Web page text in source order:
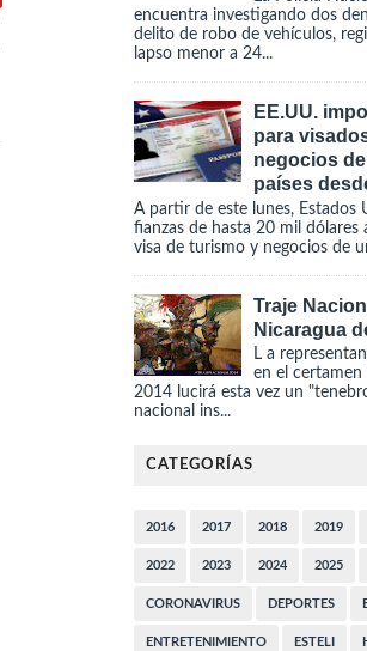
encuentra investigando dos
delito de robo de vehículos,
lapso menor a 24...
EE.UU.
para
negocios
países
A partir de este lunes, Estados
fianzas de hasta 20 mil dólares
visa de turismo y negocios de
Traje
Nicaragua
L a
en el certamen
2014 lucirá esta vez un
nacional ins...
CATEGORÍAS
2016 2017 2018 2019
2022 2023 2024 2025
CORONAVIRUS DEPORTES
ENTRETENIMIENTO ESTELI